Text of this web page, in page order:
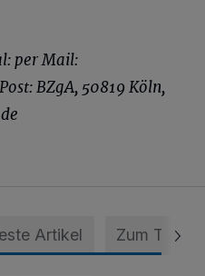
per Mail:
BZgA, 50819 Köln,
Artikel Zum Thema